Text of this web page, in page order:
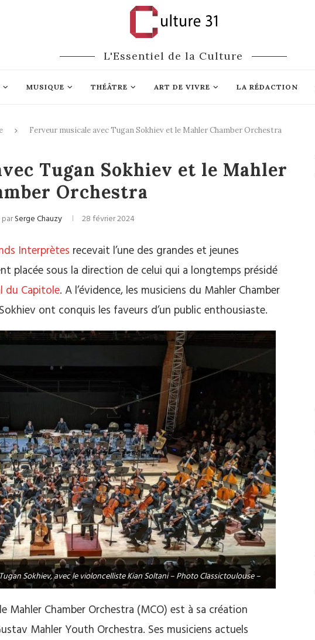
L'Essentiel de la Culture
MUSIQUE THÉÂTRE ART DE VIVRE LA RÉDACTION
Ferveur musicale avec Tugan Sokhiev et le Mahler Chamber Orchestra
Tugan Sokhiev et le Mahler
Orchestra
Serge Chauzy 28 février 2024
Interprètes recevait l’une des grandes et jeunes
placée sous la direction de celui qui a longtemps présidé
du Capitole. A l’évidence, les musiciens du Mahler Chamber
ont conquis les faveurs d’un public enthousiaste.
Sokhiev, avec le violoncelliste Kian Soltani – Photo Classictoulouse –
Mahler Chamber Orchestra (MCO) est à sa création
Mahler Youth Orchestra. Ses musiciens actuels